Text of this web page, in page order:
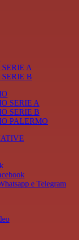
A
B
SERIE A
SERIE B
PALERMO
e Telegram